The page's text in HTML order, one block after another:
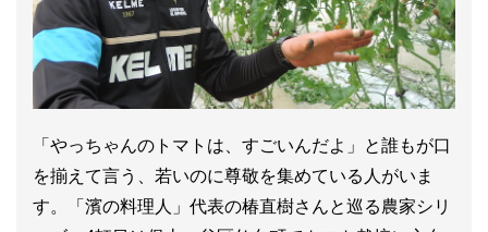
「やっちゃんのトマトは、すごいんだよ」と誰もが口
を揃えて言う、若いのに尊敬を集めている人がいま
す。「濱の料理人」代表の椿直樹さんと巡る農家シリ